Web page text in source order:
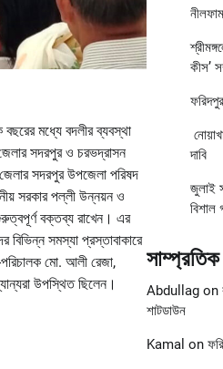
মধ্যে বদলীর ব্যবস্থা
সদরপুর ও চরভদ্রাসন
জেলার সদরপুর উপজেলা পরিষদ
সরকার পল্লী উন্নয়ন ও
বক্তব্য রাখেন। এর
বিভিন্ন সমস্যা প্রস্তাবাকারে
মো. আলী রেজা,
উপস্থিত ছিলেন।
কীস’
দাবি
জুলাই
বিশাল
Abdullagon
শাটডাউন
Kamal on